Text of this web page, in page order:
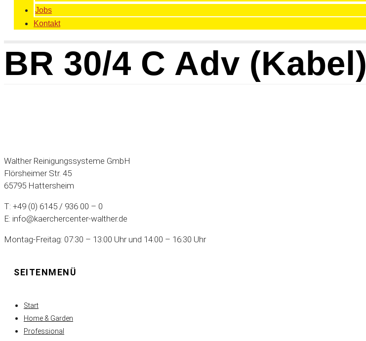
Jobs
Kontakt
BR 30/4 C Adv (Kabel)
Walther Reinigungssysteme GmbH
Flörsheimer Str. 45
65795 Hattersheim
T: +49 (0) 6145 / 936 00 – 0
E: info@kaerchercenter-walther.de
Montag-Freitag: 07:30 – 13:00 Uhr und 14:00 – 16:30 Uhr
SEITENMENÜ
Start
Home & Garden
Professional